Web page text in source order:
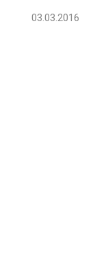
03.03.2016